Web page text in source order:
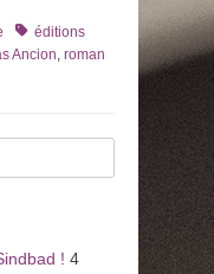
Tagséditions
Ancion, roman
! 4